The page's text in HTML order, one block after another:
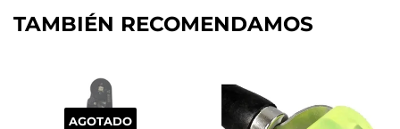
TAMBIÉN RECOMENDAMOS
AGOTADO